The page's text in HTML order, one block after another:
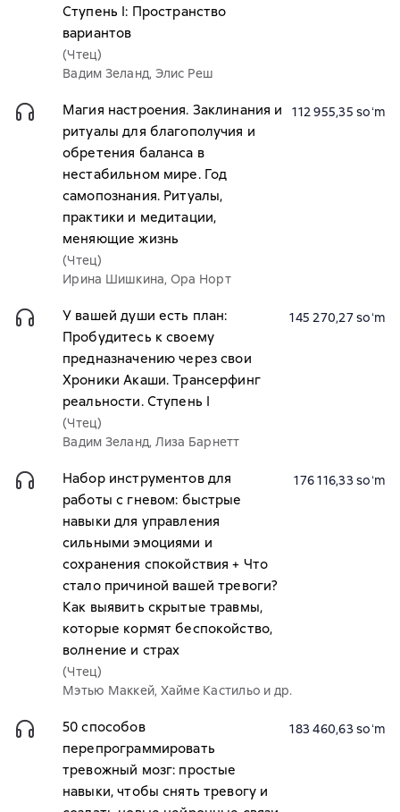
Ступень I: Пространство
вариантов
(Чтец)
Вадим Зеланд, Элис Реш
Магия настроения. Заклинания и
ритуалы для благополучия и
обретения баланса в
нестабильном мире. Год
самопознания. Ритуалы,
практики и медитации,
меняющие жизнь
(Чтец)
Ирина Шишкина, Ора Норт
112 955,35 soʻm
У вашей души есть план:
Пробудитесь к своему
предназначению через свои
Хроники Акаши. Трансерфинг
реальности. Ступень I
(Чтец)
Вадим Зеланд, Лиза Барнетт
145 270,27 soʻm
Набор инструментов для
работы с гневом: быстрые
навыки для управления
сильными эмоциями и
сохранения спокойствия + Что
стало причиной вашей тревоги?
Как выявить скрытые травмы,
которые кормят беспокойство,
волнение и страх
(Чтец)
Мэтью Маккей, Хайме Кастильо и др.
176 116,33 soʻm
50 способов
перепрограммировать
тревожный мозг: простые
навыки, чтобы снять тревогу и
183 460,63 soʻm